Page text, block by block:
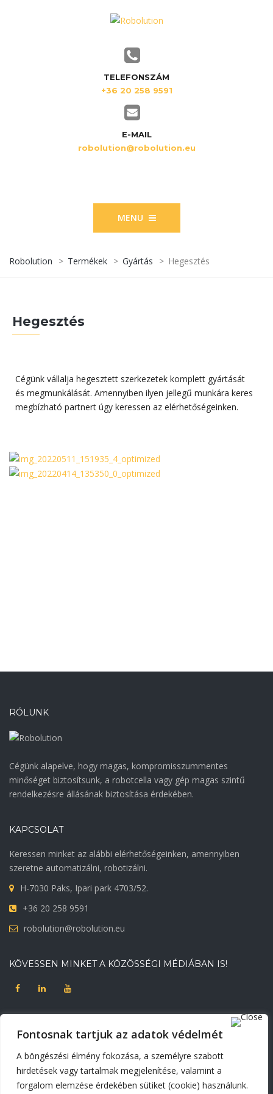
Fontosnak tartjuk az adatok védelmét
A böngészési élmény fokozása, a személyre szabott
hirdetések vagy tartalmak megjelenítése, valamint a
forgalom elemzése érdekében sütiket (cookie) használunk.
TELEFONSZÁM
+36 20 258 9591
E-MAIL
robolution@robolution.eu
MENU
Robolution > Termékek > Gyártás > Hegesztés
Hegesztés
Cégünk vállalja hegesztett szerkezetek komplett gyártását
és megmunkálását. Amennyiben ilyen jellegű munkára keres
megbízható partnert úgy keressen az elérhetőségeinken.
RÓLUNK
Cégünk alapelve, hogy magas, kompromisszummentes
minőséget biztosítsunk, a robotcella vagy gép magas szintű
rendelkezésre állásának biztosítása érdekében.
KAPCSOLAT
Keressen minket az alábbi elérhetőségeinken, amennyiben
szeretne automatizálni, robotizálni.
H-7030 Paks, Ipari park 4703/52.
+36 20 258 9591
robolution@robolution.eu
KÖVESSEN MINKET A KÖZÖSSÉGI MÉDIÁBAN IS!
DOKUMENTUMOK
Adatvédelmi tájékoztató
Korábbi weblapunk
Süti beállítások módosítása